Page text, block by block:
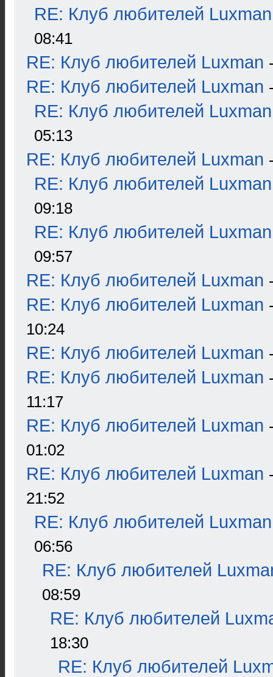
RE: Клуб любителей Luxman
08:41
RE: Клуб любителей Luxman
RE: Клуб любителей Luxman
RE: Клуб любителей Luxman
05:13
RE: Клуб любителей Luxman
RE: Клуб любителей Luxman
09:18
RE: Клуб любителей Luxman
09:57
RE: Клуб любителей Luxman
RE: Клуб любителей Luxman
10:24
RE: Клуб любителей Luxman
RE: Клуб любителей Luxman
11:17
RE: Клуб любителей Luxman
01:02
RE: Клуб любителей Luxman
21:52
RE: Клуб любителей Luxman
06:56
RE: Клуб любителей
08:59
RE: Клуб любителей
18:30
RE: Клуб любителей